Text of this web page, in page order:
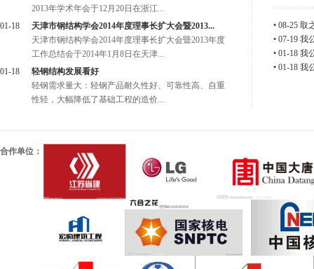
2013年学术年会于12月20日在浙江...
01-18
天津市钢结构学会2014年度理事长扩大会暨2013...
天津市钢结构学会2014年度理事长扩大会暨2013年度
工作总结会于2014年1月8日在天津...
01-18
轻钢结构发展看好
轻钢需求量大：轻钢产品耐久性好、可靠性高、自重
性轻，大幅降低了基础工程的造价...
• 08-25 取
• 07-19 我
• 01-18 我
• 01-18 我
合作单位：